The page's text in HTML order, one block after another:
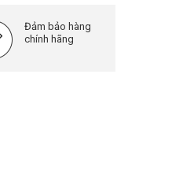
Đảm bảo hàng
chính hãng